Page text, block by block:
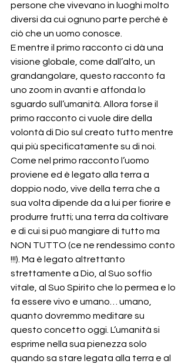
persone che vivevano in luoghi molto
diversi da cui ognuno parte perché è
ciò che un uomo conosce.
E mentre il primo racconto ci dà una
visione globale, come dall’alto, un
grandangolare, questo racconto fa
uno zoom in avanti e affonda lo
sguardo sull’umanità. Allora forse il
primo racconto ci vuole dire della
volontà di Dio sul creato tutto mentre
qui più specificatamente su di noi.
Come nel primo racconto l’uomo
proviene ed è legato alla terra a
doppio nodo, vive della terra che a
sua volta dipende da a lui per fiorire e
produrre frutti; una terra da coltivare
e di cui si può mangiare di tutto ma
NON TUTTO (ce ne rendessimo conto
!!!). Ma è legato altrettanto
strettamente a Dio, al Suo soffio
vitale, al Suo Spirito che lo permea e lo
fa essere vivo e umano… umano,
quanto dovremmo meditare su
questo concetto oggi. L’umanità si
esprime nella sua pienezza solo
quando sa stare legata alla terra e al